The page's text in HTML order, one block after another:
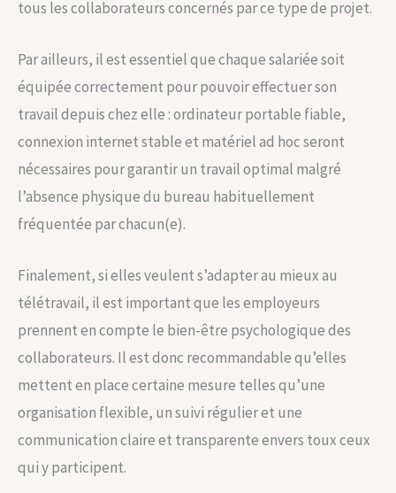
tous les collaborateurs concernés par ce type de projet.
Par ailleurs, il est essentiel que chaque salariée soit
équipée correctement pour pouvoir effectuer son
travail depuis chez elle : ordinateur portable fiable,
connexion internet stable et matériel ad hoc seront
nécessaires pour garantir un travail optimal malgré
l’absence physique du bureau habituellement
fréquentée par chacun(e).
Finalement, si elles veulent s’adapter au mieux au
télétravail, il est important que les employeurs
prennent en compte le bien-être psychologique des
collaborateurs. Il est donc recommandable qu’elles
mettent en place certaine mesure telles qu’une
organisation flexible, un suivi régulier et une
communication claire et transparente envers toux ceux
qui y participent.